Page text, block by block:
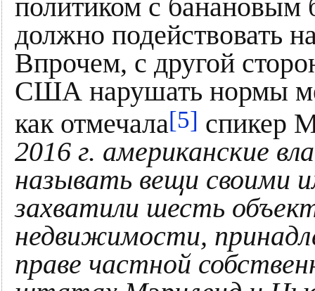
политиком с банановым
должно подействовать
Впрочем, с другой
США нарушать нормы
как отмечала[5] спикер
2016 г. американские
называть вещи своими
захватили шесть
недвижимости,
праве частной